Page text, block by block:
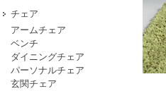
チェア
アームチェア
ベンチ
ダイニングチェア
パーソナルチェア
玄関チェア